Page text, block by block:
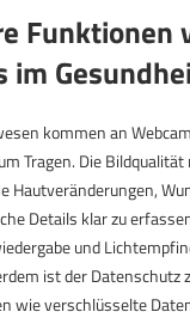
Funktionen
im
kommen an
Tragen. Die
Hautveränderungen,
Details klar zu
und
ist der Datenschutz
wie verschlüsselte